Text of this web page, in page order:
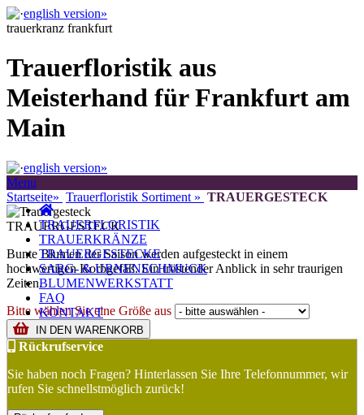
english version»
trauerkranz frankfurt
Trauerfloristik aus
Meisterhand für Frankfurt am
Main
english version»
Menu
TRAUERFLORISTIK
TRAUERKRÄNZE
TRAUERGESTECKE
SARG- & URNENSCHMUCK
BLUMENWERKSTATT
FAQ
KONTAKT
Startseite» Trauerfloristik Sortiment » TRAUERGESTECK
TRAUERGESTECK
Bunte Blumen der Saison werden aufgesteckt in einem
hochwertigen Korbgefäß. Ein tröstender Anblick in sehr traurigen
Zeiten.
Bitte wählen Sie eine Größe aus
IN DEN WARENKORB
Rückrufservice
Sie haben noch Fragen? Hinterlassen Sie Ihre Telefonnummer, wir
rufen Sie schnellstmöglich zurück!